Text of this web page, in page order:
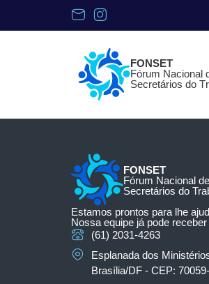
FONSET
Fórum Nacional
Secretários do Tr
FONSET
Fórum Nacional de
Secretários do
Estamos prontos para lhe
Nossa equipe já pode
(61) 2031-4263
Esplanada dos
Brasília/DF - CEP: